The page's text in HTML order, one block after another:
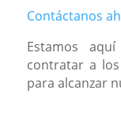
Contáctanos
Estamos
contratar a
para alcanzar